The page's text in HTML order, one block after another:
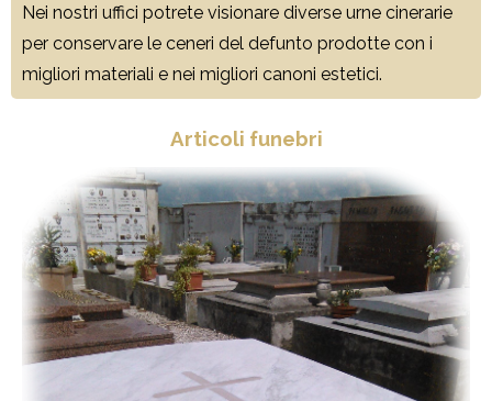
Nei nostri uffici potrete visionare diverse urne cinerarie
per conservare le ceneri del defunto prodotte con i
migliori materiali e nei migliori canoni estetici.
Articoli funebri